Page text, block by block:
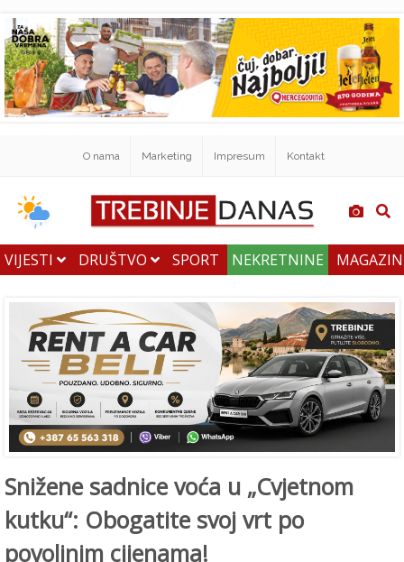
O nama Marketing Impresum Kontakt
VIJESTI DRUŠTVO SPORT NEKRETNINE
Snižene sadnice voća u „Cvjetnom
kutku“: Obogatite svoj vrt po
povoljnim cijenama!